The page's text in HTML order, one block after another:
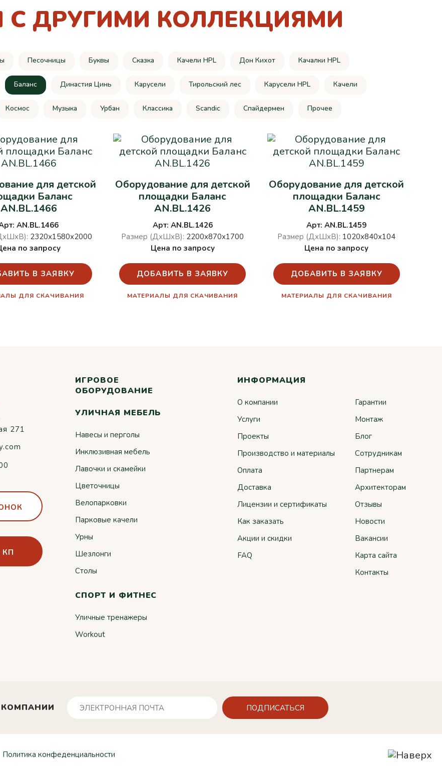
С ДРУГИМИ КОЛЛЕКЦИЯМИ
Песочницы Буквы Сказка Качели HPL Дон Кихот Качалки HPL
Баланс Династия Цинь Карусели Тирольский лес Карусели HPL Качели
Космос Музыка Урбан Классика Scandic Спайдермен Прочее
для детской
Баланс
AN.BL.1466
AN.BL.1466
2320х1580х2000
по запросу
В ЗАЯВКУ
ДЛЯ СКАЧИВАНИЯ
Оборудование для детской
площадки Баланс
AN.BL.1426
Арт: AN.BL.1426
Размер (ДхШхВ): 2200х870х1700
Цена по запросу
ДОБАВИТЬ В ЗАЯВКУ
МАТЕРИАЛЫ ДЛЯ СКАЧИВАНИЯ
Оборудование для детской
площадки Баланс
AN.BL.1459
Арт: AN.BL.1459
Размер (ДхШхВ): 1020х840х104
Цена по запросу
ДОБАВИТЬ В ЗАЯВКУ
МАТЕРИАЛЫ ДЛЯ СКАЧИВАНИЯ
271
КП
ИГРОВОЕ
ОБОРУДОВАНИЕ
УЛИЧНАЯ МЕБЕЛЬ
Навесы и перголы
Инклюзивная мебель
Лавочки и скамейки
Цветочницы
Велопарковки
Парковые качели
Урны
Шезлонги
Столы
СПОРТ И ФИТНЕС
Уличные тренажеры
Workout
ИНФОРМАЦИЯ
О компании
Услуги
Проекты
Производство и материалы
Оплата
Доставка
Лицензии и сертификаты
Как заказать
Акции и скидки
FAQ
Гарантии
Монтаж
Блог
Сотрудникам
Партнерам
Архитекторам
Отзывы
Новости
Вакансии
Карта сайта
Контакты
Политика конфеденциальности